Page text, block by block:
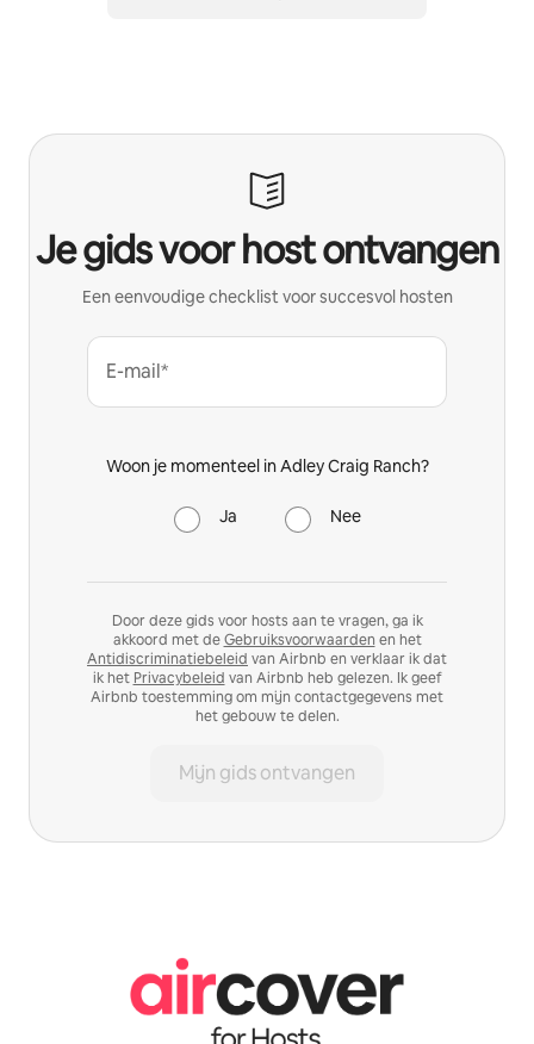
Je gids voor host ontvangen
Een eenvoudige checklist voor succesvol hosten
E-mail*
Woon je momenteel in Adley Craig Ranch?
Ja Nee
Door deze gids voor hosts aan te vragen, ga ik
akkoord met deGebruiksvoorwaarden en het
Antidiscriminatiebeleid van Airbnb en verklaar ik dat
ik het Privacybeleid van Airbnb heb gelezen. Ik geef
Airbnb toestemming om mijn contactgegevens met
het gebouw te delen.
Mijn gids ontvangen